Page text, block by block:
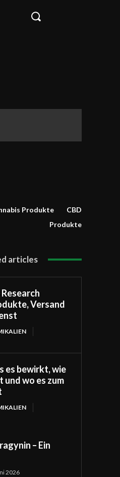
Produkte
CBD
Produkte
articles
Versand
es bewirkt, wie
wo es zum
– Ein
2026